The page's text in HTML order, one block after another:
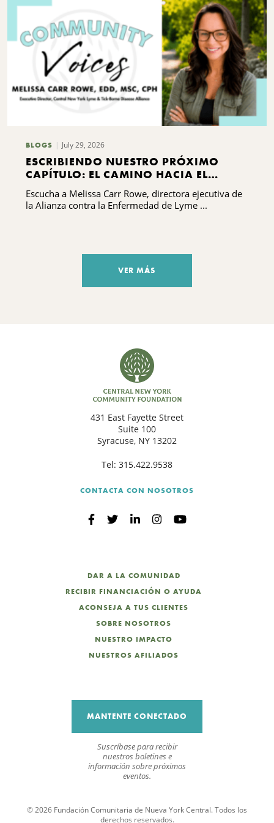
BLOGS July 29, 2026
ESCRIBIENDO NUESTRO PRÓXIMO
CAPÍTULO: EL CAMINO HACIA EL
DESARROLLO DE CAPACIDADES DE LA
ALIANZA CONTRA LA ENFERMEDAD DE
LYME Y LAS ENFERMEDADES
Escucha a Melissa Carr Rowe, directora ejecutiva de
la Alianza contra la Enfermedad de Lyme ...
VER MÁS
431 East Fayette Street
Suite 100
Syracuse, NY 13202
Tel: 315.422.9538
CONTACTA CON NOSOTROS
DAR A LA COMUNIDAD
RECIBIR FINANCIACIÓN O AYUDA
ACONSEJA A TUS CLIENTES
SOBRE NOSOTROS
NUESTRO IMPACTO
NUESTROS AFILIADOS
MANTENTE CONECTADO
Suscríbase para recibir
nuestros boletines e
información sobre próximos
eventos.
© 2026 Fundación Comunitaria de Nueva York Central. Todos los
derechos reservados.